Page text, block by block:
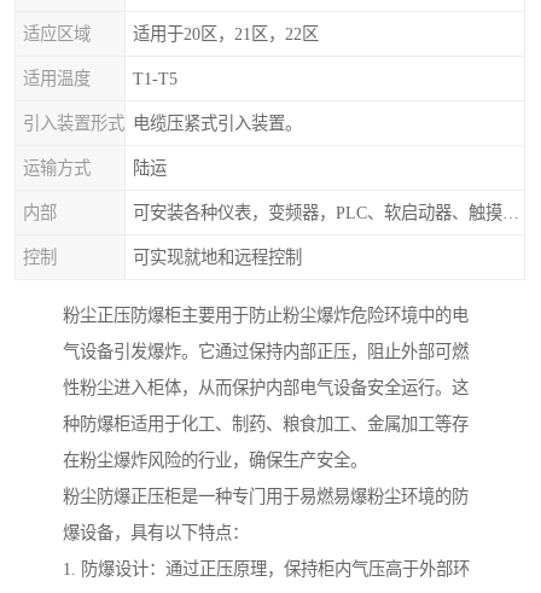
适应区域 适用于20区，21区，22区
适用温度 T1-T5
引入装置形式 电缆压紧式引入装置。
运输方式 陆运
内部
控制 可实现就地和远程控制
粉尘正压防爆柜主要用于防止粉尘爆炸危险环境中的电
气设备引发爆炸。它通过保持内部正压，阻止外部可燃
性粉尘进入柜体，从而保护内部电气设备安全运行。这
种防爆柜适用于化工、制药、粮食加工、金属加工等存
在粉尘爆炸风险的行业，确保生产安全。
粉尘防爆正压柜是一种专门用于易燃易爆粉尘环境的防
爆设备，具有以下特点：
1. 防爆设计：通过正压原理，保持柜内气压高于外部环